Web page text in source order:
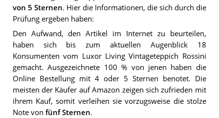
von 5 Sternen. Hier die Informationen, die sich durch die
Prüfung ergeben haben:
Den Aufwand, den Artikel im Internet zu beurteilen,
haben sich bis zum aktuellen Augenblick 18
Konsumenten vom Luxor Living Vintageteppich Rossini
gemacht. Ausgezeichnete 100 % von jenen haben die
Online Bestellung mit 4 oder 5 Sternen benotet. Die
meisten der Käufer auf Amazon zeigen sich zufrieden mit
ihrem Kauf, somit verleihen sie vorzugsweise die stolze
Note von fünf Sternen.